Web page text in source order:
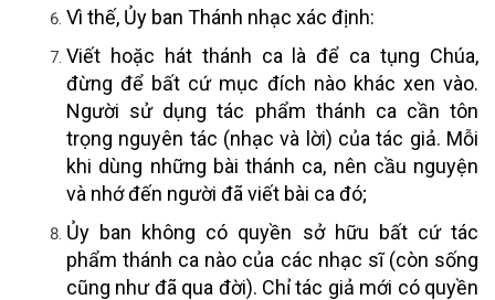
Vì thế, Ủy ban Thánh nhạc xác định:
Viết hoặc hát thánh ca là để ca tụng Chúa,
đừng để bất cứ mục đích nào khác xen vào.
Người sử dụng tác phẩm thánh ca cần tôn
trọng nguyên tác (nhạc và lời) của tác giả. Mỗi
khi dùng những bài thánh ca, nên cầu nguyện
và nhớ đến người đã viết bài ca đó;
Ủy ban không có quyền sở hữu bất cứ tác
phẩm thánh ca nào của các nhạc sĩ (còn sống
cũng như đã qua đời). Chỉ tác giả mới có quyền